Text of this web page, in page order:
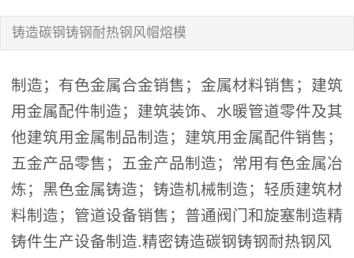
铸造碳钢铸钢耐热钢风帽熔模
制造；有色金属合金销售；金属材料销售；建筑
用金属配件制造；建筑装饰、水暖管道零件及其
他建筑用金属制品制造；建筑用金属配件销售；
五金产品零售；五金产品制造；常用有色金属冶
炼；黑色金属铸造；铸造机械制造；轻质建筑材
料制造；管道设备销售；普通阀门和旋塞制造精
铸件生产设备制造.精密铸造碳钢铸钢耐热钢风